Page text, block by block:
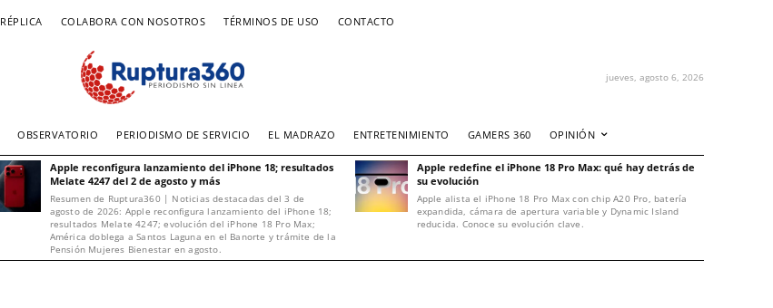
COLABORA CON NOSOTROS TÉRMINOS DE USO CONTACTO
jueves, agosto 6, 2026
OBSERVATORIO PERIODISMO DE SERVICIO EL MADRAZO ENTRETENIMIENTO GAMERS 360 OPINIÓN
Apple reconfigura lanzamiento del iPhone 18; resultados
Melate 4247 del 2 de agosto y más
Resumen de Ruptura360 | Noticias destacadas del 3 de
agosto de 2026: Apple reconfigura lanzamiento del iPhone 18;
resultados Melate 4247; evolución del iPhone 18 Pro Max;
América doblega a Santos Laguna en el Banorte y trámite de la
Pensión Mujeres Bienestar en agosto.
Apple redefine el iPhone 18 Pro Max: qué hay detrás de
su evolución
Apple alista el iPhone 18 Pro Max con chip A20 Pro, batería
expandida, cámara de apertura variable y Dynamic Island
reducida. Conoce su evolución clave.